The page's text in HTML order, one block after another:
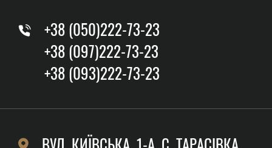
+38 (050)222-73-23
+38 (097)222-73-23
+38 (093)222-73-23